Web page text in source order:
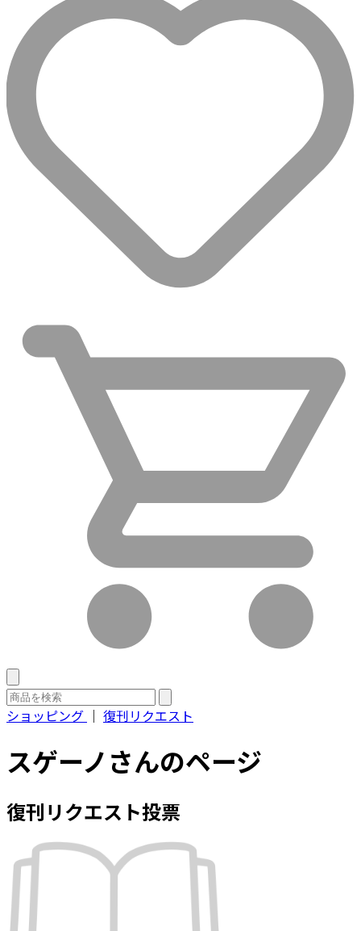
ショッピング ｜ 復刊リクエスト
スゲーノさんのページ
復刊リクエスト投票